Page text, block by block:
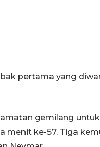
pertama yang
gemilang
menit ke-57. Tiga